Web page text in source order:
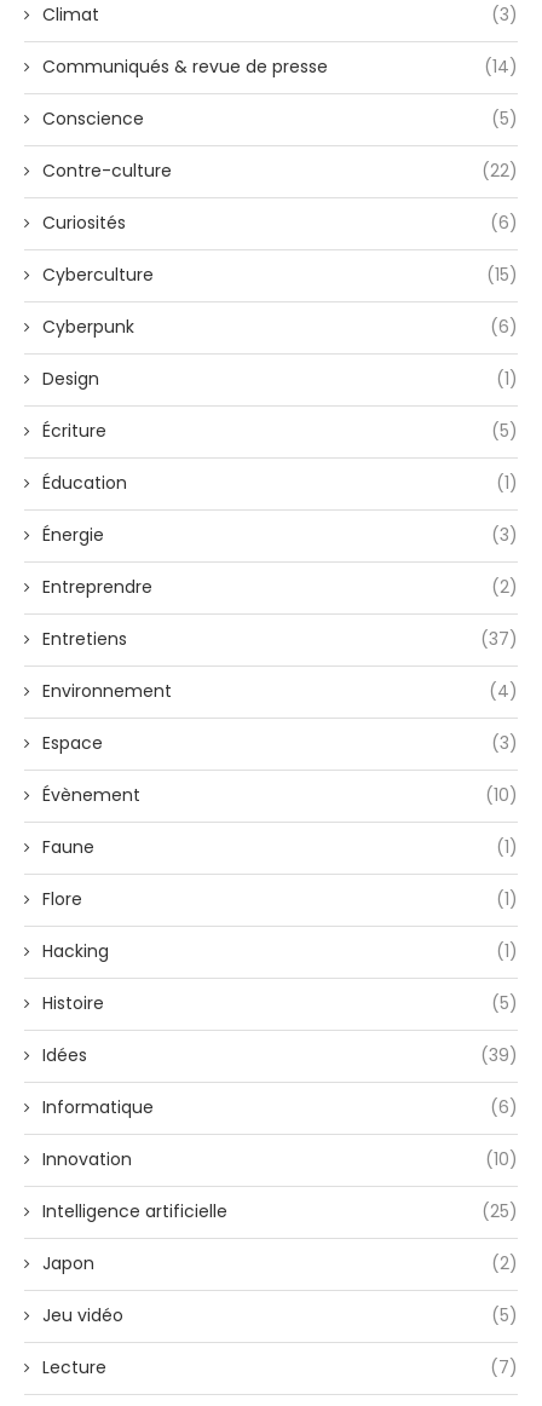
Climat (3)
Communiqués & revue de presse (14)
Conscience (5)
Contre-culture (22)
Curiosités (6)
Cyberculture (15)
Cyberpunk (6)
Design (1)
Écriture (5)
Éducation (1)
Énergie (3)
Entreprendre (2)
Entretiens (37)
Environnement (4)
Espace (3)
Évènement (10)
Faune (1)
Flore (1)
Hacking (1)
Histoire (5)
Idées (39)
Informatique (6)
Innovation (10)
Intelligence artificielle (25)
Japon (2)
Jeu vidéo (5)
Lecture (7)